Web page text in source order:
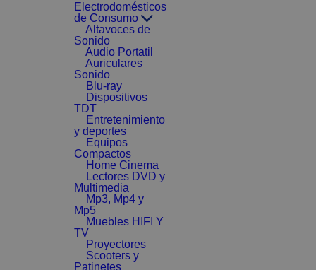
Electrodomésticos
de Consumo
Altavoces de
Sonido
Audio Portatil
Auriculares
Sonido
Blu-ray
Dispositivos
TDT
Entretenimiento
y deportes
Equipos
Compactos
Home Cinema
Lectores DVD y
Multimedia
Mp3, Mp4 y
Mp5
Muebles HIFI Y
TV
Proyectores
Scooters y
Patinetes